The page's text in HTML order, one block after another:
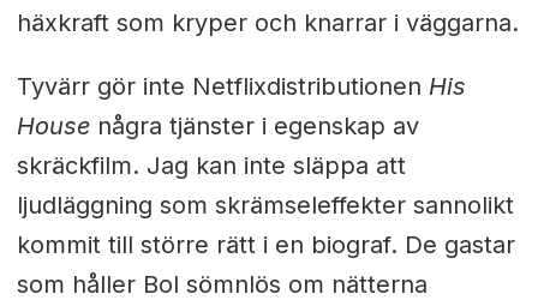
häxkraft som kryper och knarrar i väggarna.
Tyvärr gör inte Netflixdistributionen His
Housenågra tjänster i egenskap av
skräckfilm. Jag kan inte släppa att
ljudläggning som skrämseleffekter sannolikt
kommit till större rätt i en biograf. De gastar
som håller Bol sömnlös om nätterna